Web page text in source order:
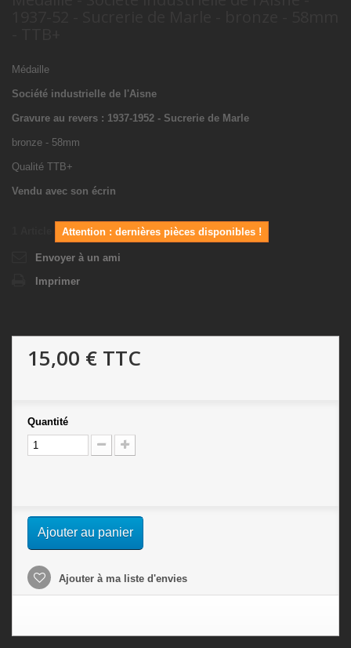
Médaille
Société industrielle de l'Aisne
Gravure au revers : 1937-1952 - Sucrerie de Marle
bronze - 58mm
Qualité TTB+
Vendu avec son écrin
Attention : dernières pièces disponibles !
Envoyer à un ami
Imprimer
15,00 € TTC
Quantité
Ajouter au panier
Ajouter à ma liste d'envies